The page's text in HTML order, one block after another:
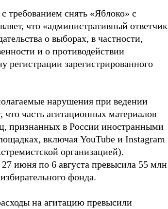
требованием снять «Яблоко» с
что «административный ответчик
о выборах, в частности,
и о противодействии
регистрации зарегистрированного
нарушения при ведении
часть агитационных материалов
признанных в России иностранными
включая YouTube и Instagram
организацией).
июня по 6 августа превысила 55 млн
фонда.
на агитацию превысили